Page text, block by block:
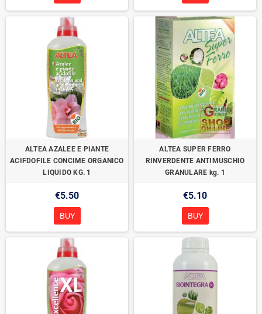
ALTEA AZALEE E PIANTE
ACIFDOFILE CONCIME ORGANICO
LIQUIDO KG. 1
€5.50
BUY
ALTEA SUPER FERRO
RINVERDENTE ANTIMUSCHIO
GRANULARE kg. 1
€5.10
BUY